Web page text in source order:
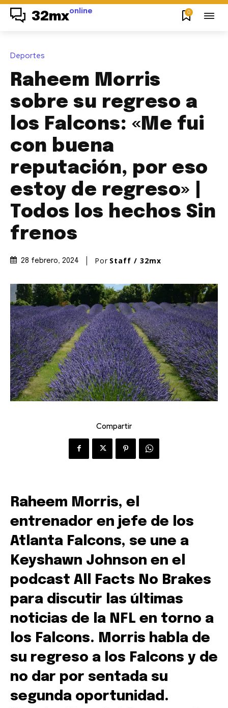
32mxonline 0
Deportes
Raheem Morris
sobre su regreso a
los Falcons: «Me fui
con buena
reputación, por eso
estoy de regreso» |
Todos los hechos Sin
frenos
28 febrero, 2024 Por Staff / 32mx
Compartir
Raheem Morris, el
entrenador en jefe de los
Atlanta Falcons, se une a
Keyshawn Johnson en el
podcast All Facts No Brakes
para discutir las últimas
noticias de la NFL en torno a
los Falcons. Morris habla de
su regreso a los Falcons y de
no dar por sentada su
segunda oportunidad.